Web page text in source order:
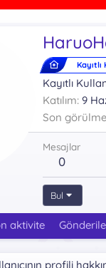
Kayıtlı
Kayıtlı
Katılım 9
Son görülme
Mesajlar
0
Bul
aktivite
profili